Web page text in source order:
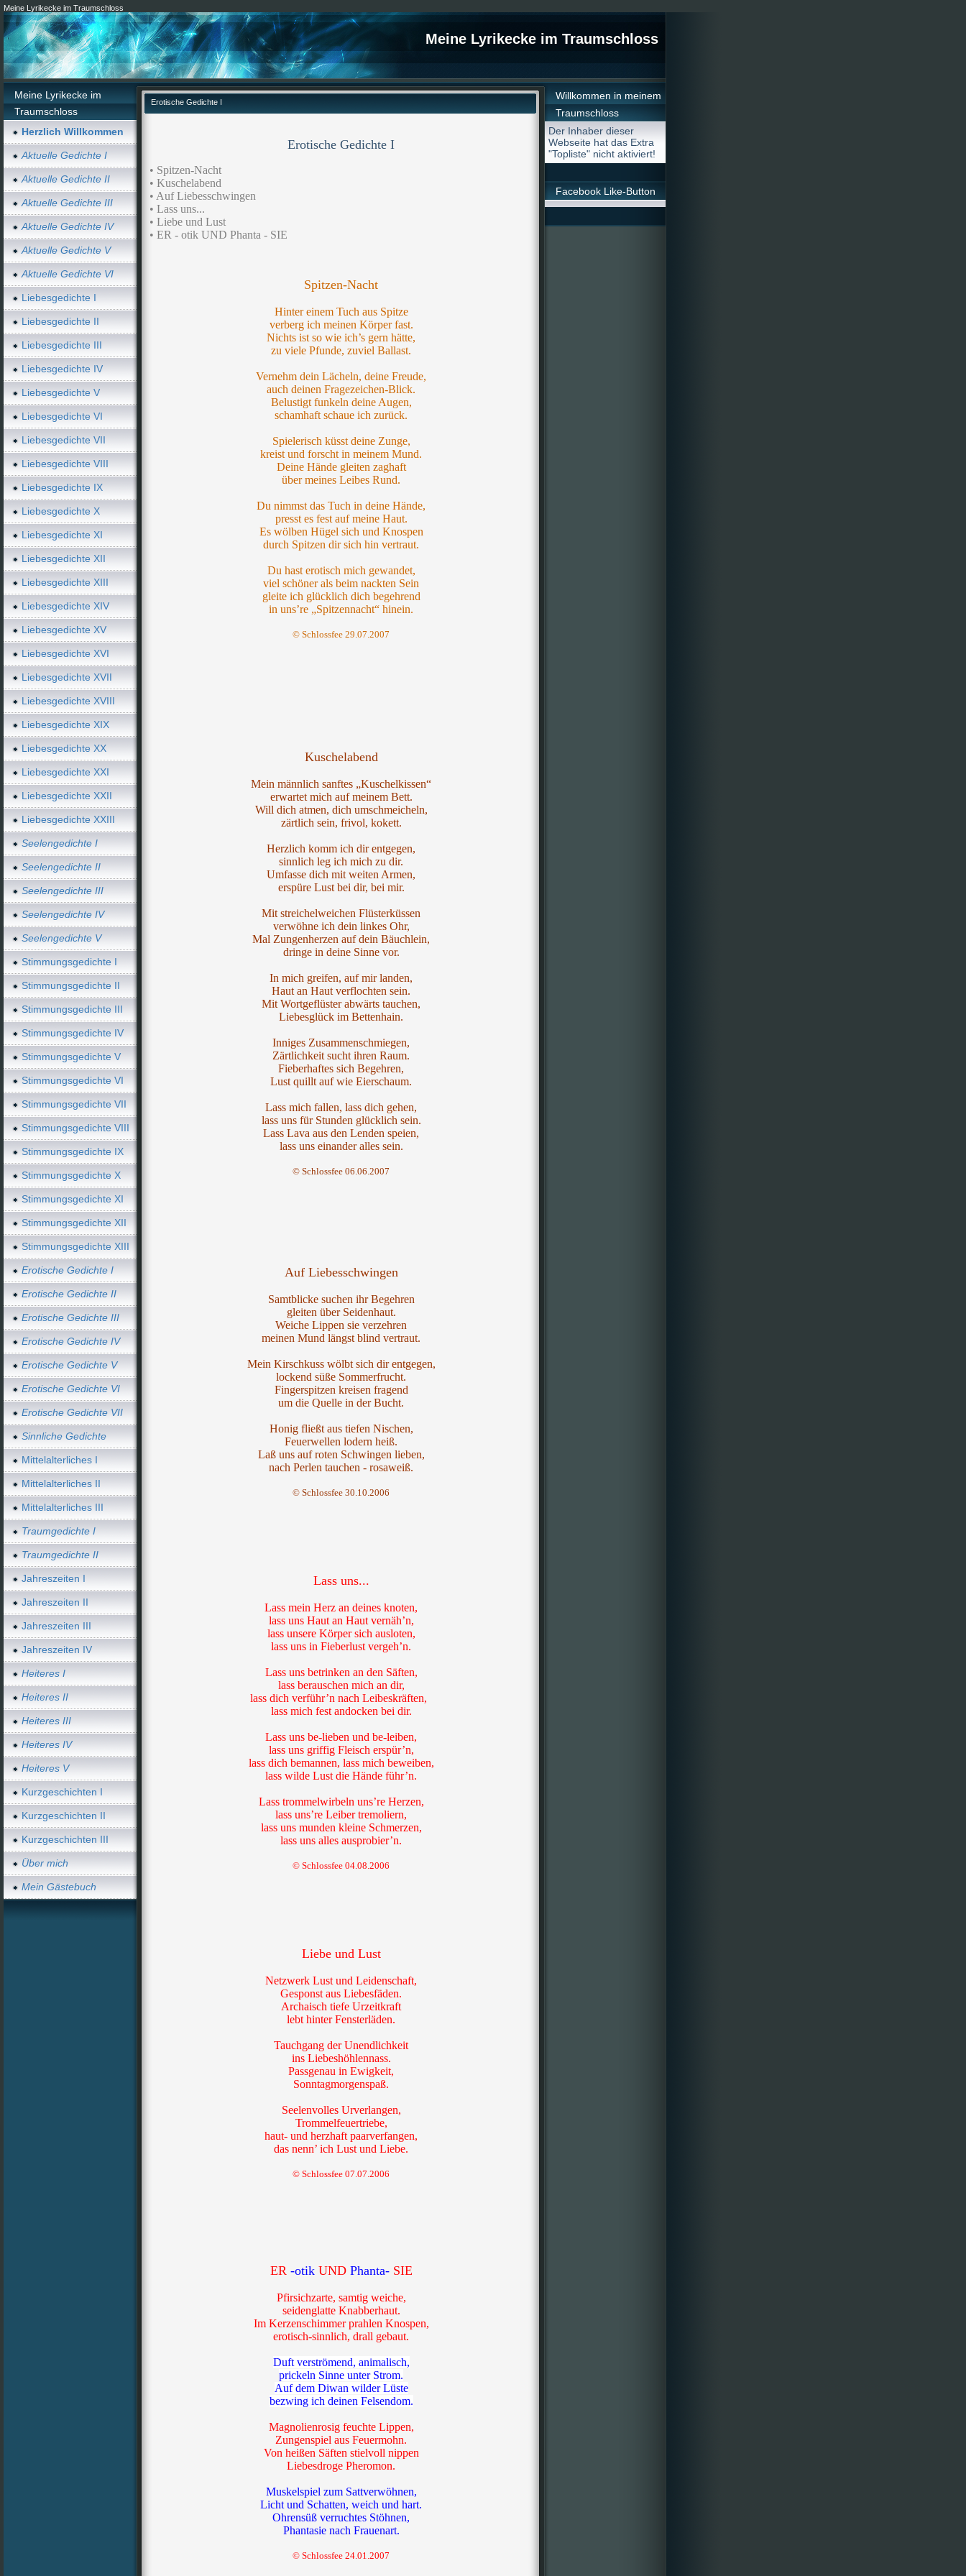
Meine Lyrikecke im Traumschloss
Meine Lyrikecke im Traumschloss
Meine Lyrikecke im
Traumschloss
Herzlich Willkommen
Aktuelle Gedichte I
Aktuelle Gedichte II
Aktuelle Gedichte III
Aktuelle Gedichte IV
Aktuelle Gedichte V
Aktuelle Gedichte VI
Liebesgedichte I
Liebesgedichte II
Liebesgedichte III
Liebesgedichte IV
Liebesgedichte V
Liebesgedichte VI
Liebesgedichte VII
Liebesgedichte VIII
Liebesgedichte IX
Liebesgedichte X
Liebesgedichte XI
Liebesgedichte XII
Liebesgedichte XIII
Liebesgedichte XIV
Liebesgedichte XV
Liebesgedichte XVI
Liebesgedichte XVII
Liebesgedichte XVIII
Liebesgedichte XIX
Liebesgedichte XX
Liebesgedichte XXI
Liebesgedichte XXII
Liebesgedichte XXIII
Seelengedichte I
Seelengedichte II
Seelengedichte III
Seelengedichte IV
Seelengedichte V
Stimmungsgedichte I
Stimmungsgedichte II
Stimmungsgedichte III
Stimmungsgedichte IV
Stimmungsgedichte V
Stimmungsgedichte VI
Stimmungsgedichte VII
Stimmungsgedichte VIII
Stimmungsgedichte IX
Stimmungsgedichte X
Stimmungsgedichte XI
Stimmungsgedichte XII
Stimmungsgedichte XIII
Erotische Gedichte I
Erotische Gedichte II
Erotische Gedichte III
Erotische Gedichte IV
Erotische Gedichte V
Erotische Gedichte VI
Erotische Gedichte VII
Sinnliche Gedichte
Mittelalterliches I
Mittelalterliches II
Mittelalterliches III
Traumgedichte I
Traumgedichte II
Jahreszeiten I
Jahreszeiten II
Jahreszeiten III
Jahreszeiten IV
Heiteres I
Heiteres II
Heiteres III
Heiteres IV
Heiteres V
Kurzgeschichten I
Kurzgeschichten II
Kurzgeschichten III
Über mich
Mein Gästebuch
Erotische Gedichte I
Erotische Gedichte I
• Spitzen-Nacht
• Kuschelabend
• Auf Liebesschwingen
• Lass uns...
• Liebe und Lust
• ER - otik UND Phanta - SIE
Spitzen-Nacht
Hinter einem Tuch aus Spitze
verberg ich meinen Körper fast.
Nichts ist so wie ich’s gern hätte,
zu viele Pfunde, zuviel Ballast.
Vernehm dein Lächeln, deine Freude,
auch deinen Fragezeichen-Blick.
Belustigt funkeln deine Augen,
schamhaft schaue ich zurück.
Spielerisch küsst deine Zunge,
kreist und forscht in meinem Mund.
Deine Hände gleiten zaghaft
über meines Leibes Rund.
Du nimmst das Tuch in deine Hände,
presst es fest auf meine Haut.
Es wölben Hügel sich und Knospen
durch Spitzen dir sich hin vertraut.
Du hast erotisch mich gewandet,
viel schöner als beim nackten Sein
gleite ich glücklich dich begehrend
in uns’re „Spitzennacht“ hinein.
© Schlossfee 29.07.2007
Kuschelabend
Mein männlich sanftes „Kuschelkissen“
erwartet mich auf meinem Bett.
Will dich atmen, dich umschmeicheln,
zärtlich sein, frivol, kokett.
Herzlich komm ich dir entgegen,
sinnlich leg ich mich zu dir.
Umfasse dich mit weiten Armen,
erspüre Lust bei dir, bei mir.
Mit streichelweichen Flüsterküssen
verwöhne ich dein linkes Ohr,
Mal Zungenherzen auf dein Bäuchlein,
dringe in deine Sinne vor.
In mich greifen, auf mir landen,
Haut an Haut verflochten sein.
Mit Wortgeflüster abwärts tauchen,
Liebesglück im Bettenhain.
Inniges Zusammenschmiegen,
Zärtlichkeit sucht ihren Raum.
Fieberhaftes sich Begehren,
Lust quillt auf wie Eierschaum.
Lass mich fallen, lass dich gehen,
lass uns für Stunden glücklich sein.
Lass Lava aus den Lenden speien,
lass uns einander alles sein.
© Schlossfee 06.06.2007
Auf Liebesschwingen
Samtblicke suchen ihr Begehren
gleiten über Seidenhaut.
Weiche Lippen sie verzehren
meinen Mund längst blind vertraut.
Mein Kirschkuss wölbt sich dir entgegen,
lockend süße Sommerfrucht.
Fingerspitzen kreisen fragend
um die Quelle in der Bucht.
Honig fließt aus tiefen Nischen,
Feuerwellen lodern heiß.
Laß uns auf roten Schwingen lieben,
nach Perlen tauchen - rosaweiß.
© Schlossfee 30.10.2006
Lass uns...
Lass mein Herz an deines knoten,
lass uns Haut an Haut vernäh’n,
lass unsere Körper sich ausloten,
lass uns in Fieberlust vergeh’n.
Lass uns betrinken an den Säften,
lass berauschen mich an dir,
lass dich verführ’n nach Leibeskräften,
lass mich fest andocken bei dir.
Lass uns be-lieben und be-leiben,
lass uns griffig Fleisch erspür’n,
lass dich bemannen, lass mich beweiben,
lass wilde Lust die Hände führ’n.
Lass trommelwirbeln uns’re Herzen,
lass uns’re Leiber tremoliern,
lass uns munden kleine Schmerzen,
lass uns alles ausprobier’n.
© Schlossfee 04.08.2006
Liebe und Lust
Netzwerk Lust und Leidenschaft,
Gesponst aus Liebesfäden.
Archaisch tiefe Urzeitkraft
lebt hinter Fensterläden.
Tauchgang der Unendlichkeit
ins Liebeshöhlennass.
Passgenau in Ewigkeit,
Sonntagmorgenspaß.
Seelenvolles Urverlangen,
Trommelfeuertriebe,
haut- und herzhaft paarverfangen,
das nenn’ ich Lust und Liebe.
© Schlossfee 07.07.2006
ER -otik UND Phanta- SIE
Pfirsichzarte, samtig weiche,
seidenglatte Knabberhaut.
Im Kerzenschimmer prahlen Knospen,
erotisch-sinnlich, drall gebaut.
Duft verströmend, animalisch,
prickeln Sinne unter Strom.
Auf dem Diwan wilder Lüste
bezwing ich deinen Felsendom.
Magnolienrosig feuchte Lippen,
Zungenspiel aus Feuermohn.
Von heißen Säften stielvoll nippen
Liebesdroge Pheromon.
Muskelspiel zum Sattverwöhnen,
Licht und Schatten, weich und hart.
Ohrensüß verruchtes Stöhnen,
Phantasie nach Frauenart.
© Schlossfee 24.01.2007
Willkommen in meinem
Traumschloss
Der Inhaber dieser
Webseite hat das Extra
"Topliste" nicht aktiviert!
Facebook Like-Button